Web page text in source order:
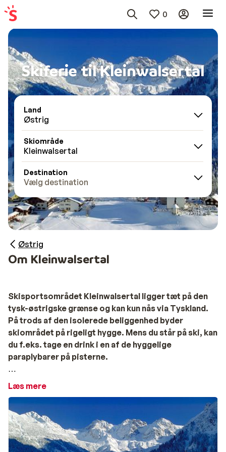
0
Skiferie til Kleinwalsertal
Land
Østrig
Skiområde
Kleinwalsertal
Destination
Vælg destination
Østrig
Om Kleinwalsertal
Skisportsområdet Kleinwalsertal ligger tæt på den
tysk-østrigske grænse og kan kun nås via Tyskland.
På trods af den isolerede beliggenhed byder
skiområdet på rigeligt hygge. Mens du står på ski, kan
du f.eks. tage en drink i en af de hyggelige
paraplybarer på pisterne.
Kleinwalsertal ski
sammen; Riezlern, Hirschegg og Mittelberg.
Landsbyerne har hver deres egen karakter, men er alle
lige tilgængelige og hyggelige. Området er perfekt for
både begyndere og avancerede skiløbere.
Læs mere